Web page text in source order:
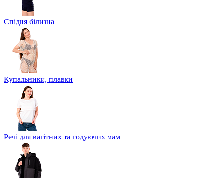
Спідня білизна
Купальники, плавки
Речі для вагітних та годуючих мам